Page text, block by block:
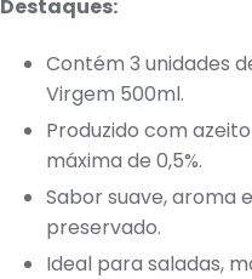
Destaques:
Contém 3 unidades
Virgem 500ml.
Produzido com
máxima de 0,5%.
Sabor suave, aroma
preservado.
Ideal para saladas,